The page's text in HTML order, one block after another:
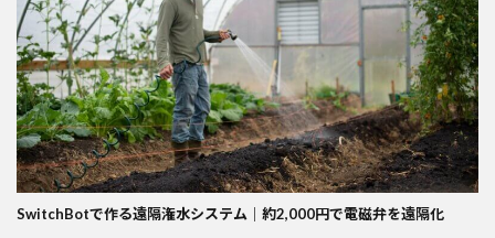
SwitchBotで作る遠隔潅水システム｜約2,000円で電磁弁を遠隔化